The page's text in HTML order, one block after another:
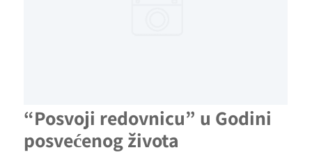
“Posvoji redovnicu” u Godini
posvećenog života